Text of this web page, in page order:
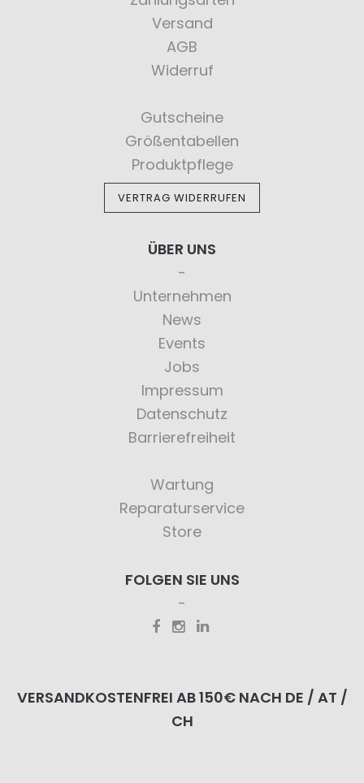
Versand
AGB
Widerruf
Gutscheine
Größentabellen
Produktpflege
VERTRAG WIDERRUFEN
ÜBER UNS
Unternehmen
News
Events
Jobs
Impressum
Datenschutz
Barrierefreiheit
Wartung
Reparaturservice
Store
FOLGEN SIE UNS
VERSANDKOSTENFREI AB 150€ NACH DE / AT /
CH